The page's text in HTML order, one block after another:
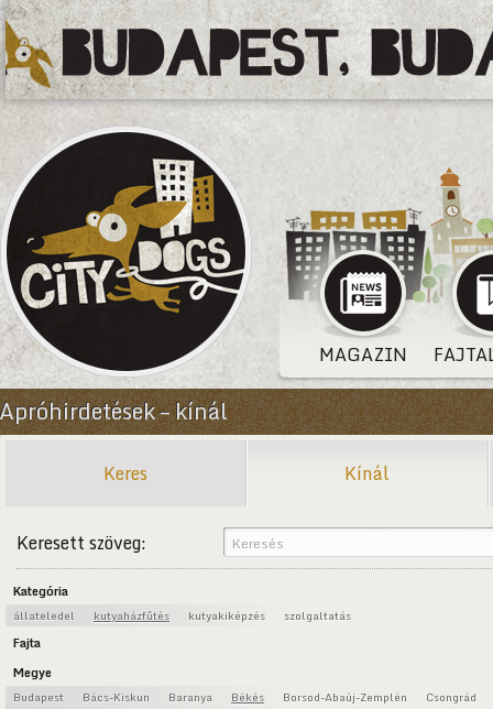
MAGAZIN
Apróhirdetések – kínál
Keres Kínál
Keresett szöveg:
Kategória
állateledel kutyaházfűtés kutyakiképzés szolgaltatás
Fajta
Megye
Budapest Bács-Kiskun Baranya Békés Borsod-Abaúj-Zemplén
Csongrád